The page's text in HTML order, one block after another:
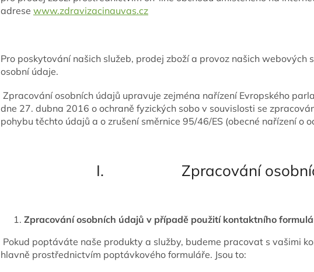
adrese www.zdravizacinauvas.cz
Pro poskytování našich služeb, prodej zboží a provoz našich webových
osobní údaje.
Zpracování osobních údajů upravuje zejména nařízení Evropského
dne 27. dubna 2016 o ochraně fyzických sobo v souvislosti se
pohybu těchto údajů a o zrušení směrnice 95/46/ES (obecné nařízení o
I. Zpracování
Zpracování osobních údajů v případě použití kontaktního
Pokud poptáváte naše produkty a služby, budeme pracovat s vašimi
hlavně prostřednictvím poptávkového formuláře. Jsou to: